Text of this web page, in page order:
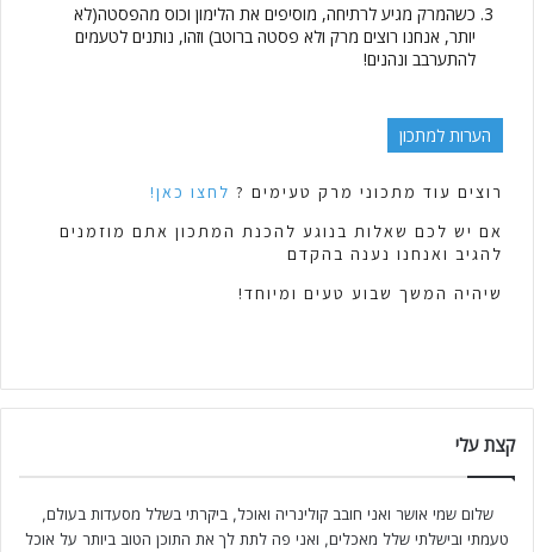
כשהמרק מגיע לרתיחה, מוסיפים את הלימון וכוס מהפסטה(לא
יותר, אנחנו רוצים מרק ולא פסטה ברוטב) וזהו, נותנים לטעמים
להתערבב ונהנים!
הערות למתכון
רוצים עוד מתכוני מרק טעימים ? לחצו כאן!
אם יש לכם שאלות בנוגע להכנת המתכון אתם מוזמנים
להגיב ואנחנו נענה בהקדם
שיהיה המשך שבוע טעים ומיוחד!
קצת עלי
שלום שמי אושר ואני חובב קולינריה ואוכל, ביקרתי בשלל מסעדות בעולם,
טעמתי ובישלתי שלל מאכלים, ואני פה לתת לך את התוכן הטוב ביותר על אוכל